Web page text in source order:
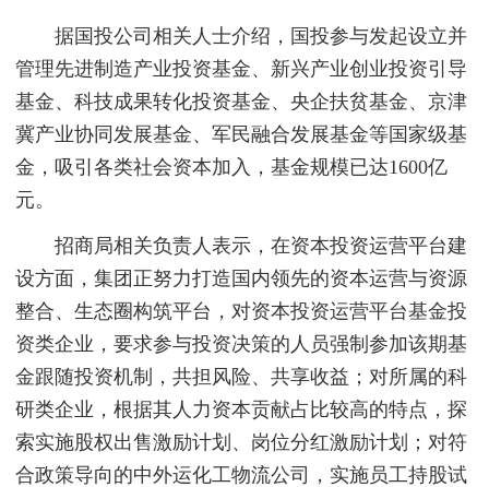
据国投公司相关人士介绍，国投参与发起设立并
管理先进制造产业投资基金、新兴产业创业投资引导
基金、科技成果转化投资基金、央企扶贫基金、京津
冀产业协同发展基金、军民融合发展基金等国家级基
金，吸引各类社会资本加入，基金规模已达1600亿
元。
招商局相关负责人表示，在资本投资运营平台建
设方面，集团正努力打造国内领先的资本运营与资源
整合、生态圈构筑平台，对资本投资运营平台基金投
资类企业，要求参与投资决策的人员强制参加该期基
金跟随投资机制，共担风险、共享收益；对所属的科
研类企业，根据其人力资本贡献占比较高的特点，探
索实施股权出售激励计划、岗位分红激励计划；对符
合政策导向的中外运化工物流公司，实施员工持股试